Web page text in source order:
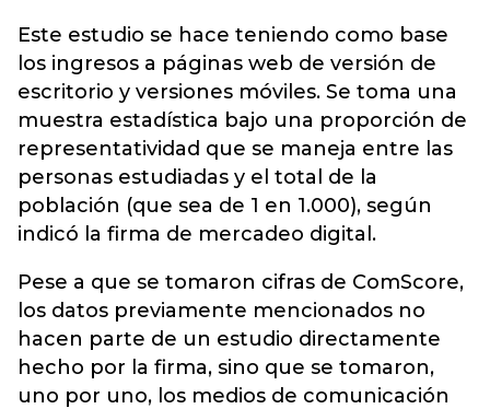
Este estudio se hace teniendo como base
los ingresos a páginas web de versión de
escritorio y versiones móviles. Se toma una
muestra estadística bajo una proporción de
representatividad que se maneja entre las
personas estudiadas y el total de la
población (que sea de 1 en 1.000), según
indicó la firma de mercadeo digital.
Pese a que se tomaron cifras de ComScore,
los datos previamente mencionados no
hacen parte de un estudio directamente
hecho por la firma, sino que se tomaron,
uno por uno, los medios de comunicación